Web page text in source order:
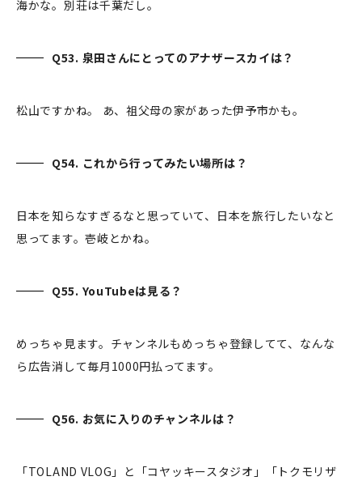
海かな。別荘は千葉だし。
Q53. 泉田さんにとってのアナザースカイは？
松山ですかね。 あ、祖父母の家があった伊予市かも。
Q54. これから行ってみたい場所は？
日本を知らなすぎるなと思っていて、日本を旅行したいなと
思ってます。壱岐とかね。
Q55. YouTubeは見る？
めっちゃ見ます。チャンネルもめっちゃ登録してて、なんな
ら広告消して毎月1000円払ってます。
Q56. お気に入りのチャンネルは？
「TOLAND VLOG」と「コヤッキースタジオ」「トクモリザ